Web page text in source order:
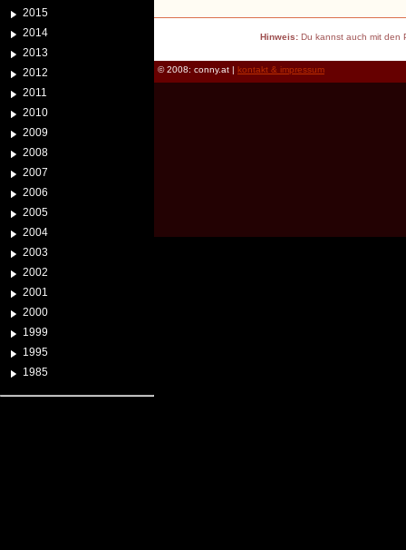
2015
2014
2013
2012
2011
2010
2009
2008
2007
2006
2005
2004
2003
2002
2001
2000
1999
1995
1985
Hinweis:Du kannst auch mit den
© 2008: conny.at | kontakt & impressum